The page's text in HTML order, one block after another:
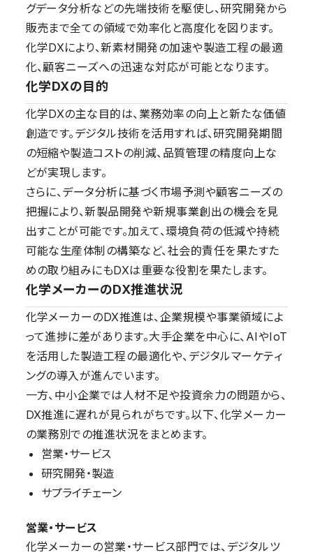
グデータ分析などの先端技術を駆使し、研究開発から
販売まで全ての領域で効率化と高度化を図ります。
化学DXにより、新素材開発の加速や製造工程の最適
化、顧客ニーズへの迅速な対応が可能となります。
化学DXの目的
化学DXの主な目的は、業務効率の向上と新たな価値
創造です。デジタル技術を活用すれば、研究開発期間
の短縮や製造コストの削減、品質管理の精度向上な
どが実現します。
さらに、データ分析に基づく市場予測や顧客ニーズの
把握により、新製品開発や新規事業創出の機会を見
出すことが可能です。加えて、環境負荷の低減や持続
可能な生産体制の構築など、社会的責任を果たすた
めの取り組みにもDXは重要な役割を果たします。
化学メーカーのDX推進状況
化学メーカーのDX推進は、企業規模や事業領域によ
って進捗に差があります。大手企業を中心に、AIやIoT
を活用した製造工程の最適化や、デジタルマーケティ
ングの導入が進んでいます。
一方、中小企業では人材不足や投資余力の問題から、
DX推進に遅れが見られがちです。以下、化学メーカー
の業務別での推進状況をまとめます。
営業・サービス
研究開発・製造
サプライチェーン
営業・サービス
化学メーカーの営業・サービス部門では、デジタルツ